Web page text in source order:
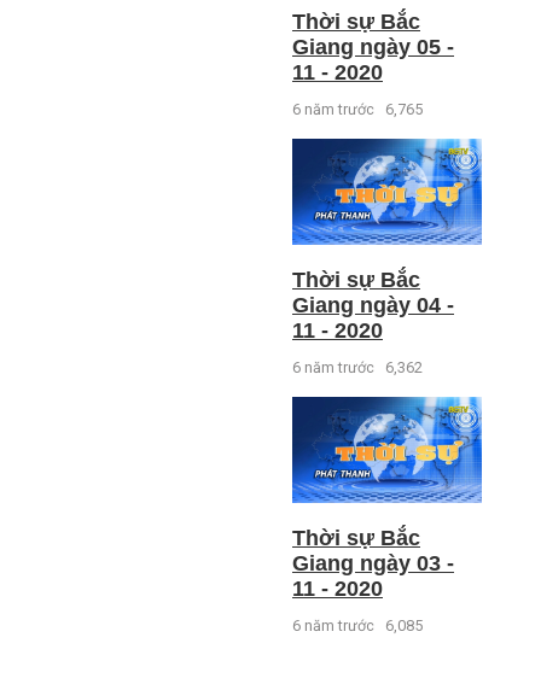
Thời sự Bắc
Giang ngày 05 -
11 - 2020
6 năm trước 6,765
Thời sự Bắc
Giang ngày 04 -
11 - 2020
6 năm trước 6,362
Thời sự Bắc
Giang ngày 03 -
11 - 2020
6 năm trước 6,085